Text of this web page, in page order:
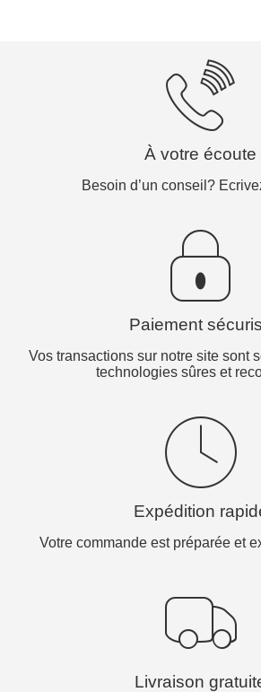
À votre écoute
Besoin d’un conseil?
Paiement
Vos transactions sur notre site sont
technologies sûres et
Expédition
Votre commande est préparée et
Livraison